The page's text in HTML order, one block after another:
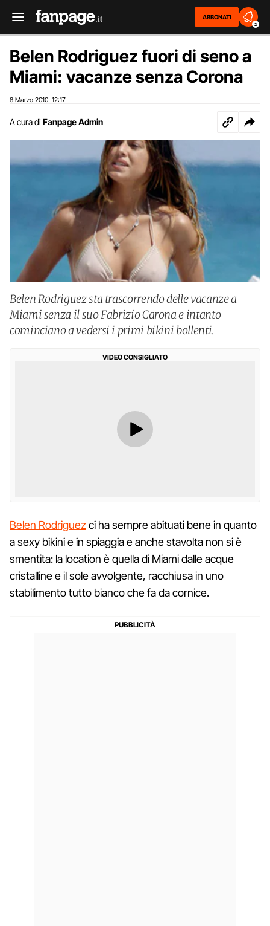
ABBONATI
2
Belen Rodriguez fuori di seno a
Miami: vacanze senza Corona
8 Marzo 2010 12:17
A cura di Fanpage Admin
Belen Rodriguez sta trascorrendo delle vacanze a
Miami senza il suo Fabrizio Carona e intanto
cominciano a vedersi i primi bikini bollenti.
VIDEO CONSIGLIATO
Belen Rodriguezci ha sempre abituati bene in quanto
a sexy bikini e in spiaggia e anche stavolta non si è
smentita: la location è quella di Miami dalle acque
cristalline e il sole avvolgente, racchiusa in uno
stabilimento tutto bianco che fa da cornice.